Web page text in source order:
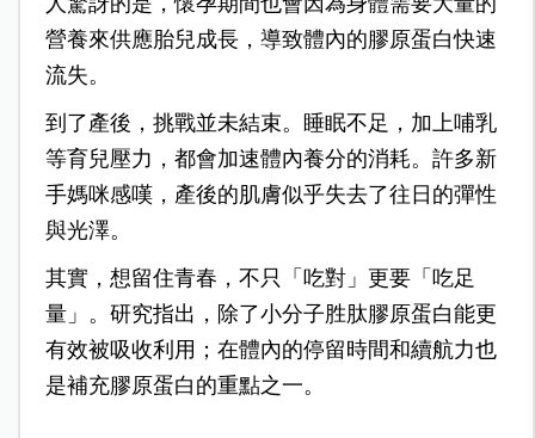
營養來供應胎兒成長，導致體內的膠原蛋白快速
流失。
到了產後，挑戰並未結束。睡眠不足，加上哺乳
等育兒壓力，都會加速體內養分的消耗。許多新
手媽咪感嘆，產後的肌膚似乎失去了往日的彈性
與光澤。
其實， 想留住青春，不只「吃對」更要「吃足
量」。研究指出，除了小分子胜肽膠原蛋白能更
有效被吸收利用；在體內的停留時間和續航力也
是補充膠原蛋白的重點之一。